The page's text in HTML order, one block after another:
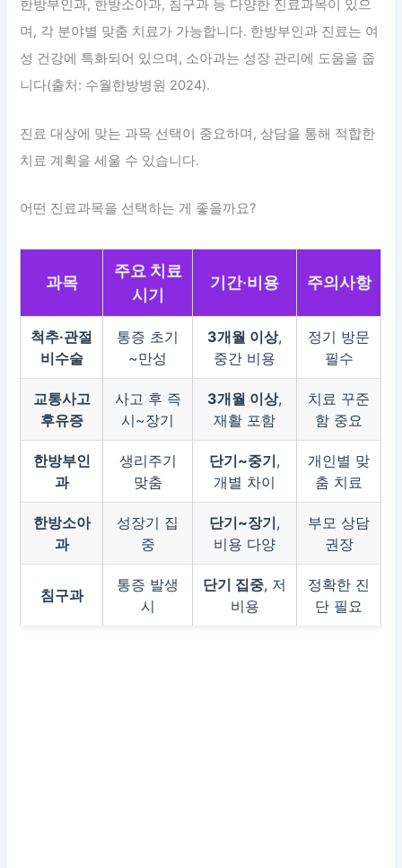
한방부인과, 한방소아과, 침구과 등 다양한 진료과목이 있으
며, 각 분야별 맞춤 치료가 가능합니다. 한방부인과 진료는 여
성 건강에 특화되어 있으며, 소아과는 성장 관리에 도움을 줍
니다(출처: 수월한방병원 2024).
진료 대상에 맞는 과목 선택이 중요하며, 상담을 통해 적합한
치료 계획을 세울 수 있습니다.
어떤 진료과목을 선택하는 게 좋을까요?
과목
주요 치료
시기
기간·비용 주의사항
척추·관절
비수술
통증 초기
~만성
3개월 이상,
중간 비용
정기 방문
필수
교통사고
후유증
사고 후 즉
시~장기
3개월 이상,
재활 포함
치료 꾸준
함 중요
한방부인
과
생리주기
맞춤
단기~중기,
개별 차이
개인별 맞
춤 치료
한방소아
과
성장기 집
중
단기~장기,
비용 다양
부모 상담
권장
침구과
통증 발생
시
단기 집중, 저
비용
정확한 진
단 필요